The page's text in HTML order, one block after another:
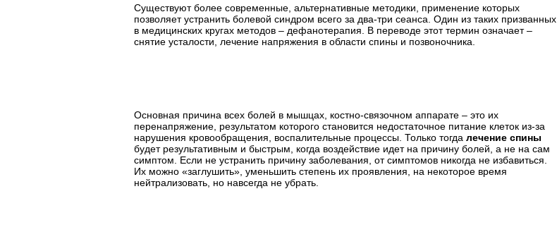
Существуют более современные, альтернативные методики, применение которых
позволяет устранить болевой синдром всего за два-три сеанса. Один из таких призванных
в медицинских кругах методов – дефанотерапия. В переводе этот термин означает –
снятие усталости, лечение напряжения в области спины и позвоночника.
Основная причина всех болей в мышцах, костно-связочном аппарате – это их
перенапряжение, результатом которого становится недостаточное питание клеток из-за
нарушения кровообращения, воспалительные процессы. Только тогда лечение спины
будет результативным и быстрым, когда воздействие идет на причину болей, а не на сам
симптом. Если не устранить причину заболевания, от симптомов никогда не избавиться.
Их можно «заглушить», уменьшить степень их проявления, на некоторое время
нейтрализовать, но навсегда не убрать.